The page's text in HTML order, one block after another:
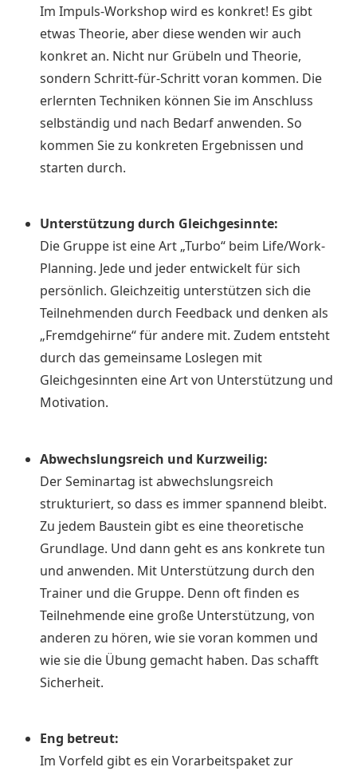
Im Impuls-Workshop wird es konkret! Es gibt
etwas Theorie, aber diese wenden wir auch
konkret an. Nicht nur Grübeln und Theorie,
sondern Schritt-für-Schritt voran kommen. Die
erlernten Techniken können Sie im Anschluss
selbständig und nach Bedarf anwenden. So
kommen Sie zu konkreten Ergebnissen und
starten durch.
Unterstützung durch Gleichgesinnte:
Die Gruppe ist eine Art „Turbo“ beim Life/Work-
Planning. Jede und jeder entwickelt für sich
persönlich. Gleichzeitig unterstützen sich die
Teilnehmenden durch Feedback und denken als
„Fremdgehirne“ für andere mit. Zudem entsteht
durch das gemeinsame Loslegen mit
Gleichgesinnten eine Art von Unterstützung und
Motivation.
Abwechslungsreich und Kurzweilig:
Der Seminartag ist abwechslungsreich
strukturiert, so dass es immer spannend bleibt.
Zu jedem Baustein gibt es eine theoretische
Grundlage. Und dann geht es ans konkrete tun
und anwenden. Mit Unterstützung durch den
Trainer und die Gruppe. Denn oft finden es
Teilnehmende eine große Unterstützung, von
anderen zu hören, wie sie voran kommen und
wie sie die Übung gemacht haben. Das schafft
Sicherheit.
Eng betreut:
Im Vorfeld gibt es ein Vorarbeitspaket zur